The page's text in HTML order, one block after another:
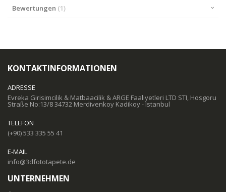
Bewertungen 1
KONTAKTINFORMATIONEN
ADRESSE
Evreka Girisimcilik & Matbaacilik & ARGE Faaliyetleri LTD STI, Hosgoru
Straße No:13/8 34732 Merdivenkoy Kadikoy - Istanbul
TELEFON
(+90) 533 335 55 41
E-MAIL
info@3dfototapete.de
UNTERNEHMEN